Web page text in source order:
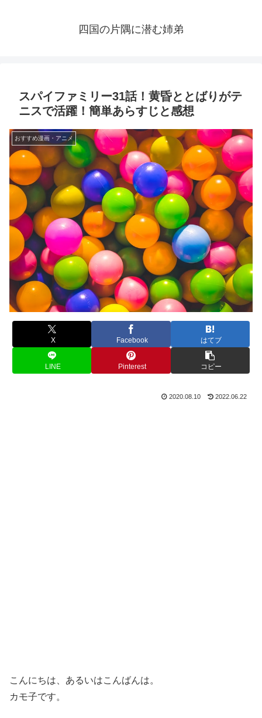
四国の片隅に潜む姉弟
スパイファミリー31話！黄昏ととばりがテ
ニスで活躍！簡単あらすじと感想
おすすめ漫画・アニメ
X Facebook はてブ
LINE Pinterest コピー
2020.08.10 2022.06.22
こんにちは、あるいはこんばんは。
カモ子です。